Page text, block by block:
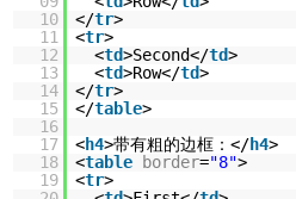
10
</tr>
11
<tr>
12
<td>Second</td>
13
<td>Row</td>
14
</tr>
15
</table>
16
17
<h4>带有粗的边框：</h4>
18
<table border="8">
19
<tr>